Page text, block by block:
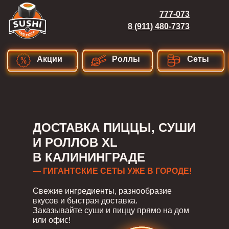
Сеты
Роллы
Акции
777-073
8 (911) 480-7373
ДОСТАВКА ПИЦЦЫ, СУШИ
И РОЛЛОВ XL
В КАЛИНИНГРАДЕ
— ГИГАНТСКИЕ СЕТЫ УЖЕ В ГОРОДЕ!
Свежие ингредиенты, разнообразие
вкусов и быстрая доставка.
Заказывайте суши и пиццу прямо на дом
или офис!